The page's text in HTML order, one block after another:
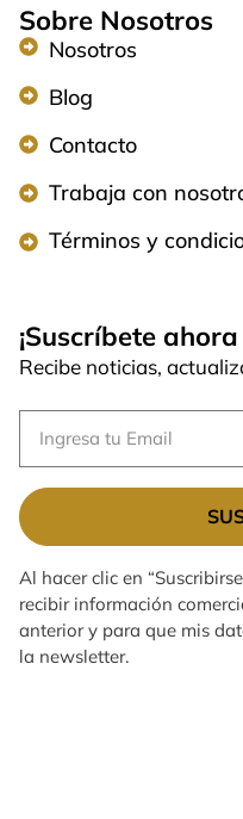
Sobre Nosotros
Nosotros
Blog
Contacto
Trabaja con
Términos y
¡Suscríbete
Recibe noticias,
Al hacer clic en
recibir información
anterior y para que mis
la newsletter.